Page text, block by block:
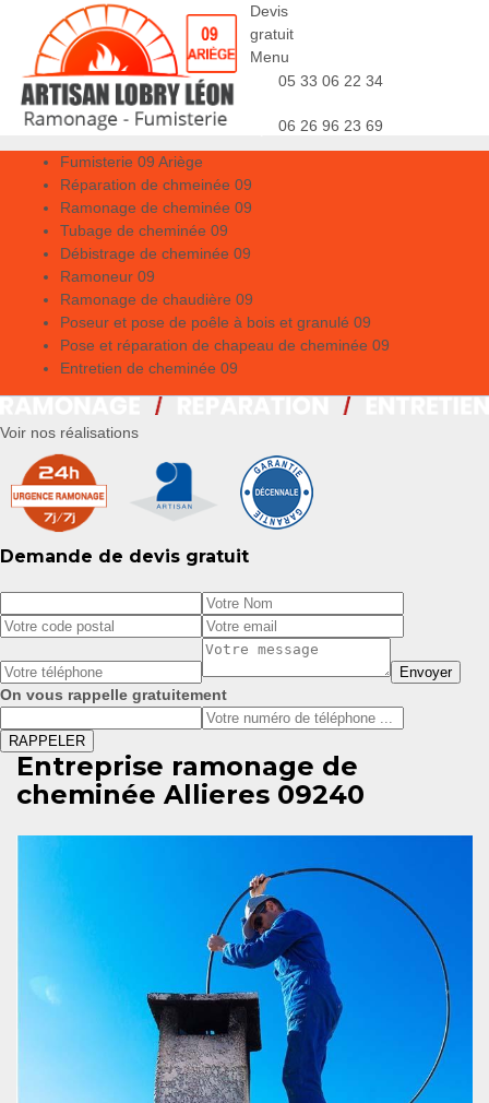
Devis
gratuit
Menu
05 33 06 22 34
06 26 96 23 69
Fumisterie 09 Ariège
Réparation de chmeinée 09
Ramonage de cheminée 09
Tubage de cheminée 09
Débistrage de cheminée 09
Ramoneur 09
Ramonage de chaudière 09
Poseur et pose de poêle à bois et granulé 09
Pose et réparation de chapeau de cheminée 09
Entretien de cheminée 09
Voir nos réalisations
Demande de devis gratuit
On vous rappelle gratuitement
Entreprise ramonage de
cheminée Allieres 09240